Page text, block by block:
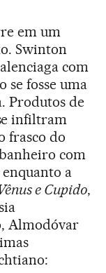
em um
Swinton
com
se fosse uma
Produtos de
infiltram
frasco do
com
a
e Cupido,
Almodóvar